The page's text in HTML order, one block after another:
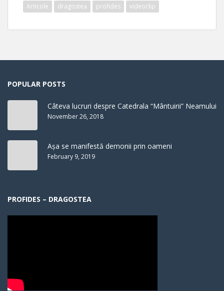
Articole dragostea profides videoclip
POPULAR POSTS
Câteva lucruri despre Catedrala “Mântuirii” Neamului
November 26, 2018
Așa se manifestă demonii prin oameni
February 9, 2019
PROFIDES – DRAGOSTEA